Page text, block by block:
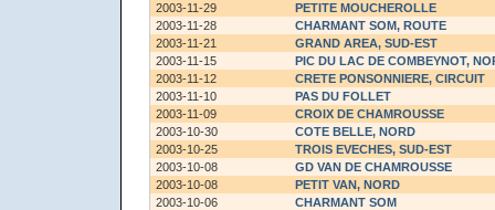
2003-11-29
PETITE MOUCHEROLLE
2003-11-28
CHARMANT SOM, ROUTE
2003-11-21
GRAND AREA, SUD-EST
2003-11-15
PIC DU LAC DE COMBEYNOT,
2003-11-12
CRETE PONSONNIERE, CIRCUIT
2003-11-10
PAS DU FOLLET
2003-11-09
CROIX DE CHAMROUSSE
2003-10-30
COTE BELLE, NORD
2003-10-25
TROIS EVECHES, SUD-EST
2003-10-08
GD VAN DE CHAMROUSSE
2003-10-08
PETIT VAN, NORD
2003-10-06
CHARMANT SOM